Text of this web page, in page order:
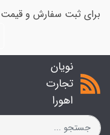
برای ثبت سفارش و قیمت
نویان
تجارت
اهورا